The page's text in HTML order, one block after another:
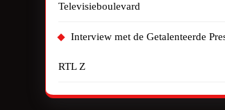
Televisieboulevard
Interview met de Getalenteerde
RTL Z